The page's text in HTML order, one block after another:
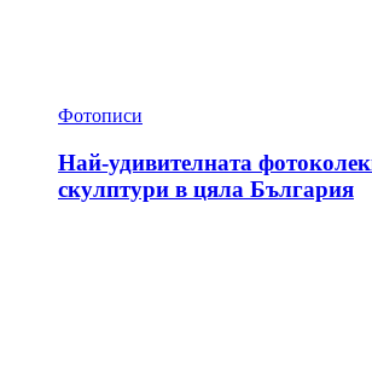
Фотописи
Най-удивителната
скулптури в цяла България